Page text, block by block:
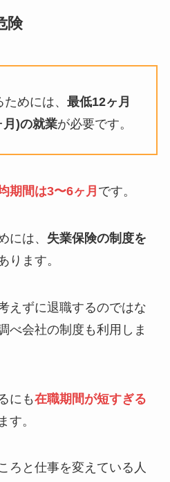
険
めには、 最低12ヶ月
月)の就業が必要です。
期間は3〜6ヶ月 です。
には、 失業保険の制度を
ります。
えずに退職するのではな
べ会社の制度も利用しま
にも在職期間が短すぎる
す。
ろと仕事を変えている人